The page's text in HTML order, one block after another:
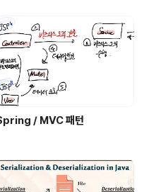
/ MVC 패턴